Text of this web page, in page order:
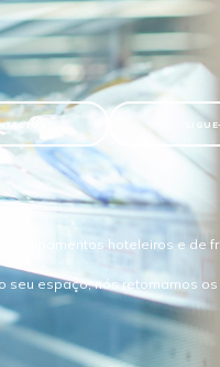
equipamentos hoteleiros e de
seu espaço, nós retomamos